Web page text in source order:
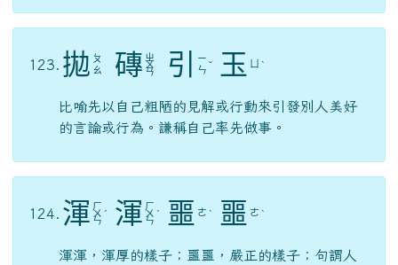
123. 拋 ㄆ
ㄠ
磚 ㄓ
ㄨ
ㄢ 引
ㄧ
ㄣ
玉 ㄩ
比喻先以自己粗陋的見解或行動來引發別人美好
的言論或行為。謙稱自己率先做事。
124. 渾 ㄏ
ㄨ
ㄣ 渾 ㄏ
ㄨ
ㄣ 噩 ㄜ 噩 ㄜ
渾渾，渾厚的樣子；噩噩，嚴正的樣子；句謂人